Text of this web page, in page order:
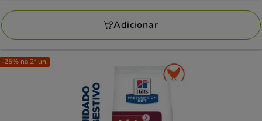
avaliações
77.49€
Adicionar
-25% na 2ª un.